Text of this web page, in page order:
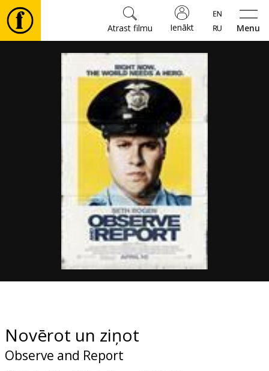
Menu
Ienākt
Atrast filmu
Kultūra
Pasākumi
Dāvanu
B2B
Novērot un ziņot
Observe and Report